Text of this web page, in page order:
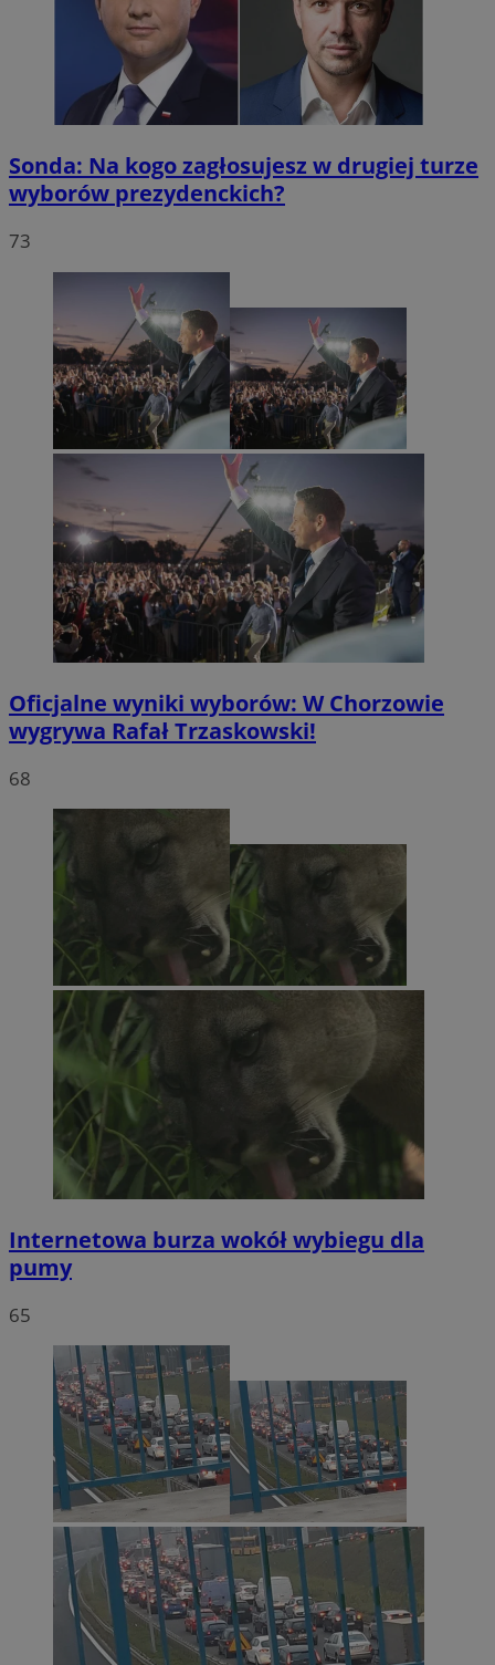
Sonda: Na kogo zagłosujesz w drugiej turze
wyborów prezydenckich?
73
Oficjalne wyniki wyborów: W Chorzowie
wygrywa Rafał Trzaskowski!
68
Internetowa burza wokół wybiegu dla
pumy
65